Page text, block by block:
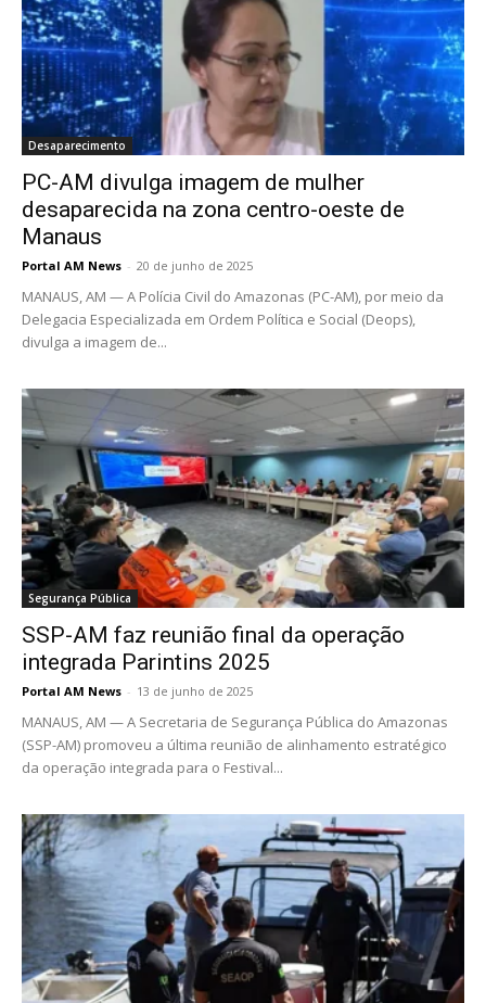
Desaparecimento
PC-AM divulga imagem de mulher
desaparecida na zona centro-oeste de
Manaus
Portal AM News - 20 de junho de 2025
MANAUS, AM — A Polícia Civil do Amazonas (PC-AM), por meio da
Delegacia Especializada em Ordem Política e Social (Deops),
divulga a imagem de...
Segurança Pública
SSP-AM faz reunião final da operação
integrada Parintins 2025
Portal AM News - 13 de junho de 2025
MANAUS, AM — A Secretaria de Segurança Pública do Amazonas
(SSP-AM) promoveu a última reunião de alinhamento estratégico
da operação integrada para o Festival...